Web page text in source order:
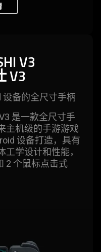
V3
V3
设备的全尺寸手柄
是一款全尺寸手
主机级的手游游戏
设备打造，具有
学设计和性能，
2 个鼠标点击式